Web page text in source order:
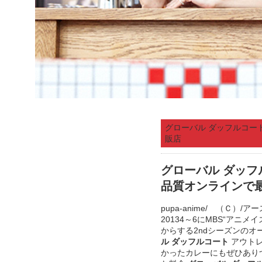
グローバル ダッフルコー
販店
グローバル ダッ
品質オンラインで
pupa-anime/ （Ｃ）/アー
20134～6にMBS“アニメ
からする2ndシーズンのオ
ル ダッフルコート アウト
かったカレーにもぜひあ